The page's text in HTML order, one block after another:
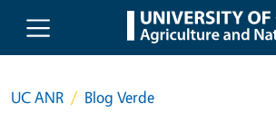
Skip to main content
UC ANR Blog Verde